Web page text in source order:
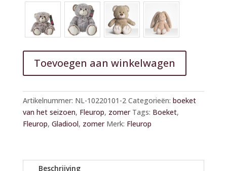
Toevoegen aan winkelwagen
l
t
e
r
t
Artikelnummer: NL-10220101-2 Categorieën: boeket
van het seizoen, Fleurop, zomer Tags: Boeket,
Fleurop, Gladiool, zomer Merk: Fleurop
Beschrijving